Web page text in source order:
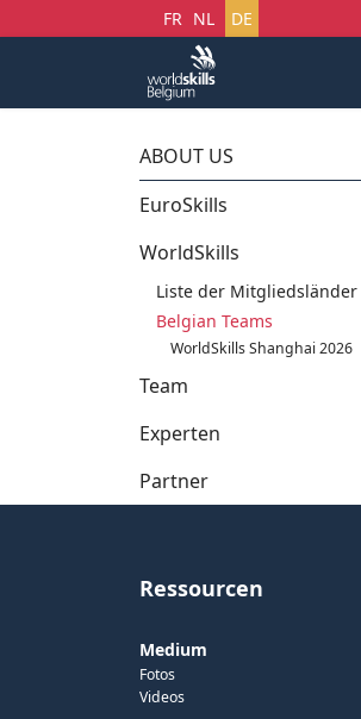
Sprache auswählen
FR NL DE
ABOUT US
EuroSkills
WorldSkills
Liste der Mitgliedsländer
Belgian Teams
WorldSkills Shanghai 2026
Team
Experten
Partner
Ressourcen
Medium
Fotos
Videos